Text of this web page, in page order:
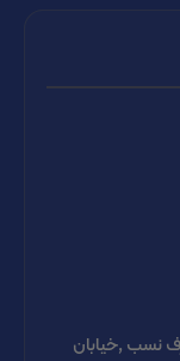
نسب ,خیابان